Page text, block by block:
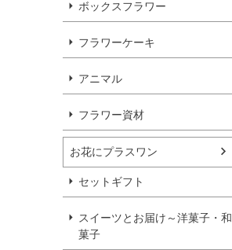
ボックスフラワー
フラワーケーキ
アニマル
フラワー資材
お花にプラスワン
セットギフト
スイーツとお届け～洋菓子・和
菓子